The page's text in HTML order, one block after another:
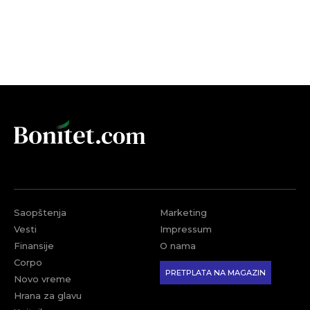
Saopštenja
Vesti
Finansije
Corpo
Novo vreme
Hrana za glavu
Marketing
Impressum
O nama
PRETPLATA NA MAGAZIN